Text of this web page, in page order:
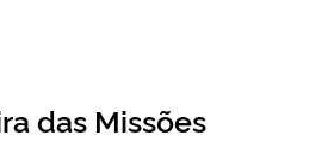
das Missões